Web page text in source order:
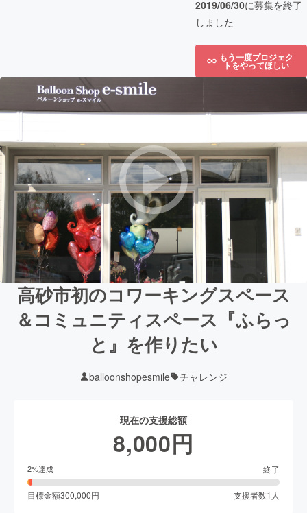
2019/06/30に募集を終了
しました
もう一度プロジェク
トをやってほしい
高砂市初のコワーキングスペース
＆コミュニティスペース『ふらっ
と』を作りたい
balloonshopesmile チャレンジ
現在の支援総額
8,000円
2%達成 終了
目標金額300,000円 支援者数1 人